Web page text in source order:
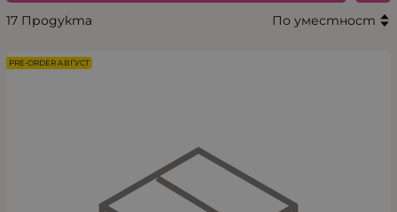
17 Продукта По уместност
PRE-ORDER АВГУСТ